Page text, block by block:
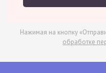
Нажимая на кнопку
обработке